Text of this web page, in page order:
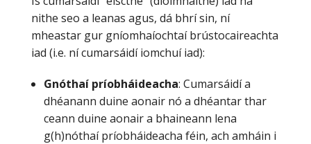
nithe seo a leanas agus, dá bhrí sin, ní
mheastar gur gníomhaíochtaí brústocaireachta
iad (i.e. ní cumarsáidí iomchuí iad):
Gnóthaí príobháideacha: Cumarsáidí a
dhéanann duine aonair nó a dhéantar thar
ceann duine aonair a bhaineann lena
g(h)nóthaí príobháideacha féin, ach amháin i